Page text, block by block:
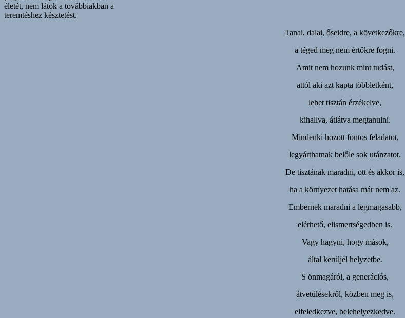
életét, nem látok a továbbiakban a
teremtéshez késztetést.
Tanai, dalai, őseidre, a következőkre,
a téged meg nem értőkre fogni.
Amit nem hozunk mint tudást,
attól aki azt kapta többletként,
lehet tisztán érzékelve,
kihallva, átlátva megtanulni.
Mindenki hozott fontos feladatot,
legyárthatnak belőle sok utánzatot.
De tisztának maradni, ott és akkor is,
ha a környezet hatása már nem az.
Embernek maradni a legmagasabb,
elérhető, elismertségedben is.
Vagy hagyni, hogy mások,
által kerüljél helyzetbe.
S önmagáról, a generációs,
átvetülésekről, közben meg is,
elfeledkezve, belehelyezkedve.